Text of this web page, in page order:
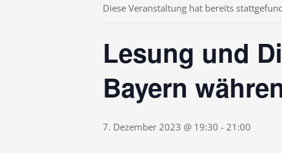
Diese Veranstaltung hat bereits
Lesung und
Bayern
7. Dezember 2023 @ 19:30 - 21:00